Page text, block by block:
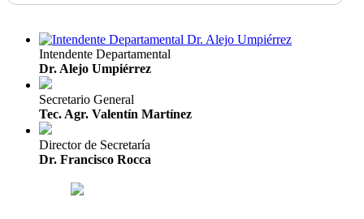
Intendente Departamental
Dr. Alejo Umpiérrez
Secretario General
Tec. Agr. Valentín Martínez
Director de Secretaría
Dr. Francisco Rocca